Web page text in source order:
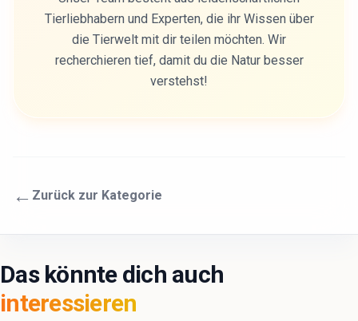
Tierliebhabern und Experten, die ihr Wissen über
die Tierwelt mit dir teilen möchten. Wir
recherchieren tief, damit du die Natur besser
verstehst!
← Zurück zur Kategorie
Das könnte dich auch
interessieren